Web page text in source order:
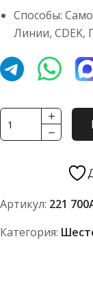
Способы:
Линии, CDEK,
Количество
товара
5
"ПТЗ"
Артикул: 221
Категория: